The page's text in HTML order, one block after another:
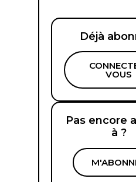
Déjà
VOUS
Pas encore
à ?